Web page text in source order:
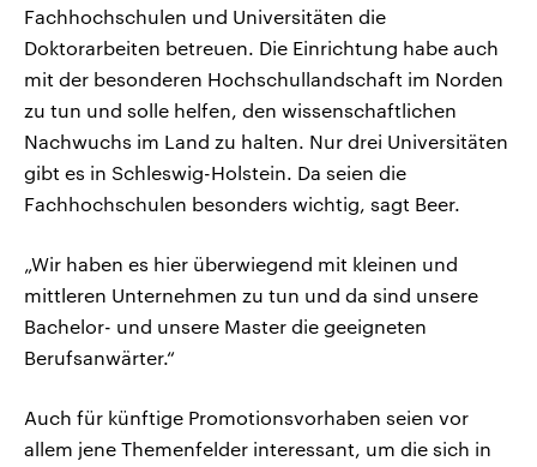
Fachhochschulen und Universitäten die
Doktorarbeiten betreuen. Die Einrichtung habe auch
mit der besonderen Hochschullandschaft im Norden
zu tun und solle helfen, den wissenschaftlichen
Nachwuchs im Land zu halten. Nur drei Universitäten
gibt es in Schleswig-Holstein. Da seien die
Fachhochschulen besonders wichtig, sagt Beer.
„Wir haben es hier überwiegend mit kleinen und
mittleren Unternehmen zu tun und da sind unsere
Bachelor- und unsere Master die geeigneten
Berufsanwärter.“
Auch für künftige Promotionsvorhaben seien vor
allem jene Themenfelder interessant, um die sich in